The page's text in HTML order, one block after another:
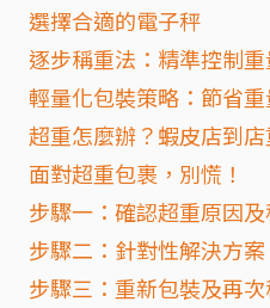
選擇合適的電子秤
逐步稱重法：精準控制重
輕量化包裝策略：節省
超重怎麼辦？蝦皮店到
面對超重包裹，別慌！
步驟一：確認超重原因
步驟二：針對性解決方案
步驟三：重新包裝及再